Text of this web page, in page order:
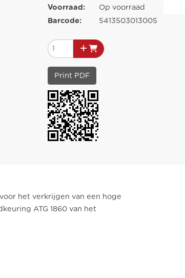
Voorraad:
Op voorraad
Barcode:
5413503013005
Print PDF
het verkrijgen van een hoge
ATG 1860 van het